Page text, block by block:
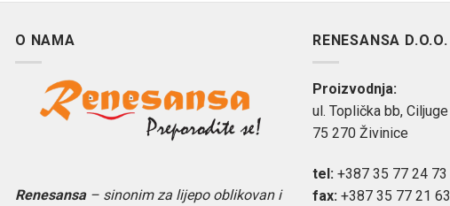
O NAMA
Renesansa– sinonim za lijepo oblikovan i
RENESANSA D.O.O.
Proizvodnja:
ul. Toplička bb, Ciljuge
75 270 Živinice
tel: +387 35 77 24 73
fax: +387 35 77 21 63